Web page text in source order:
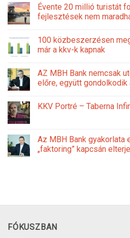
Évente 20 millió turistát
fejlesztések nem
100 közbeszerzésen
már a kkv-k kapnak
AZ MBH Bank nemcsak
előre, együtt
KKV Portré – Taberna
Az MBH Bank gyakorlata
„faktoring” kapcsán
FÓKUSZBAN